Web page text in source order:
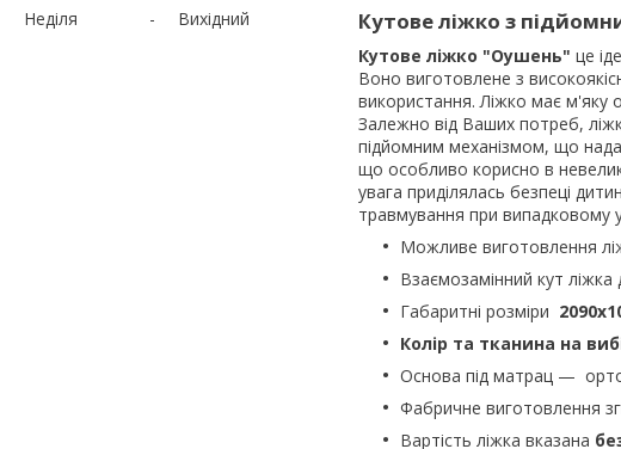
Неділя
Вихідний Кутове ліжко з
Кутове ліжко "Оушень" це
Воно виготовлене з
використання. Ліжко має м'яку
Залежно від Ваших потреб,
підйомним механізмом, що надає
що особливо корисно в
увага приділялась безпеці
травмування при випадковому
Можливе виготовлення
Взаємозамінний кут
Габаритні розміри
Колір та тканина на
Основа під матрац —
Фабричне виготовлення
Вартість ліжка вказана